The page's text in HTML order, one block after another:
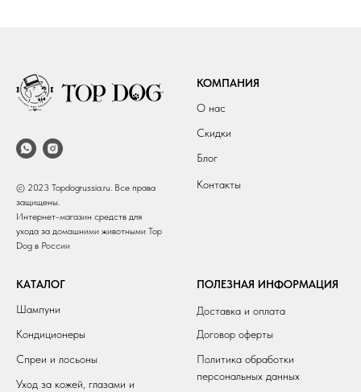
© 2023 Topdogrussia.ru. Все права
защищены.
Интернет-магазин средств для
ухода за домашними животными Top
Dog в России
КОМПАНИЯ
О нас
Скидки
Блог
Контакты
КАТАЛОГ
Шампуни
Кондиционеры
Спреи и лосьоны
Уход за кожей, глазами и
ПОЛЕЗНАЯ ИНФОРМАЦИЯ
Доставка и оплата
Договор оферты
Политика обработки
персональных данных